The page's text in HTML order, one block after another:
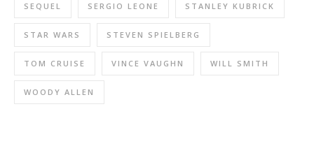
SEQUEL SERGIO LEONE STANLEY KUBRICK
STAR WARS STEVEN SPIELBERG
TOM CRUISE VINCE VAUGHN WILL SMITH
WOODY ALLEN